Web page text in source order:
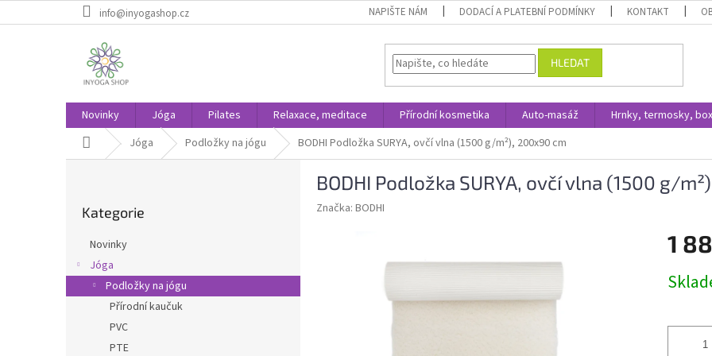
na
info@inyogashop.cz NAPIŠTE NÁM DODACÍ A PLATEBNÍ PODMÍNKY KONTAKT
HLEDAT
Novinky Jóga Pilates Relaxace, meditace Přírodní kosmetika Auto-masáž Hrnky, termosky,
Domů Jóga Podložky na jógu BODHI Podložka SURYA, ovčí vlna (1500 g/m²), 200x90 cm
n
kategorie
Kategorie
Novinky
Jóga
Podložky na jógu
Přírodní kaučuk
PVC
PTE
BODHI Podložka SURYA, ovčí vlna (1500 g/
Značka: BODHI
1
cena: